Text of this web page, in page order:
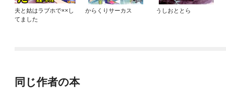
夫と姑はラブホで××し
てました
からくりサーカス うしおととら
同じ作者の本